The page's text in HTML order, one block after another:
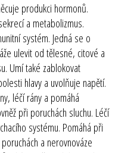
produkci hormonů.
a metabolizmus.
systém. Jedná se o
ulevit od tělesné, citové a
Umí také zablokovat
hlavy a uvolňuje napětí.
léčí rány a pomáhá
při poruchách sluchu. Léčí
systému. Pomáhá při
a nerovnováze